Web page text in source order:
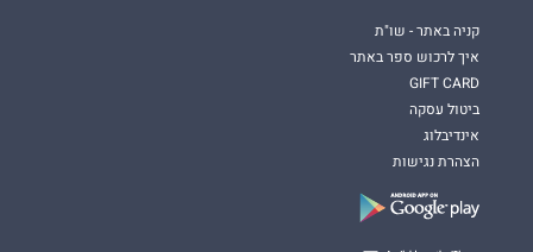
קניה באתר - שו"ת
איך לרכוש ספר באתר
GIFT CARD
ביטול עסקה
אינדיבלוג
הצהרת נגישות